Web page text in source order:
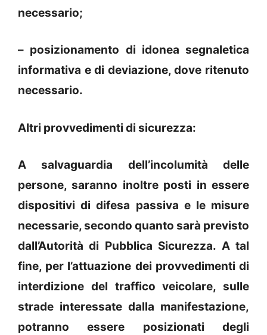
necessario;
– posizionamento di idonea segnaletica
informativa e di deviazione, dove ritenuto
necessario.
Altri provvedimenti di sicurezza:
A salvaguardia dell’incolumità delle
persone, saranno inoltre posti in essere
dispositivi di difesa passiva e le misure
necessarie, secondo quanto sarà previsto
dall’Autorità di Pubblica Sicurezza. A tal
fine, per l’attuazione dei provvedimenti di
interdizione del traffico veicolare, sulle
strade interessate dalla manifestazione,
potranno essere posizionati degli